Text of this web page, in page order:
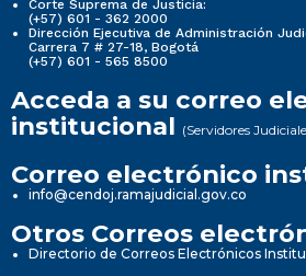
Corte Suprema de Justicia:
(+57) 601 - 362 2000
Dirección Ejecutiva de Administración
Carrera 7 # 27-18, Bogotá
(+57) 601 - 565 8500
Acceda a su correo
institucional (Servidores
Correo electrónico
info@cendoj.ramajudicial.gov.co
Otros Correos
Directorio de Correos Electrónicos